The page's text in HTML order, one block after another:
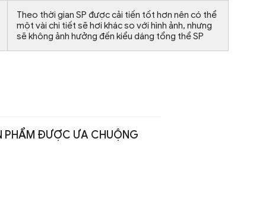
Theo thời gian SP được cải tiến tốt hơn nên có thể
một vài chi tiết sẽ hơi khác so với hình ảnh, nhưng
sẽ không ảnh hưởng đến kiểu dáng tổng thể SP
PHẨM ĐƯỢC ƯA CHUỘNG